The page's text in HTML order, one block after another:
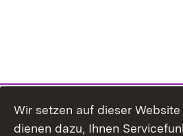
Wir setzen auf dieser
dienen dazu, Ihnen